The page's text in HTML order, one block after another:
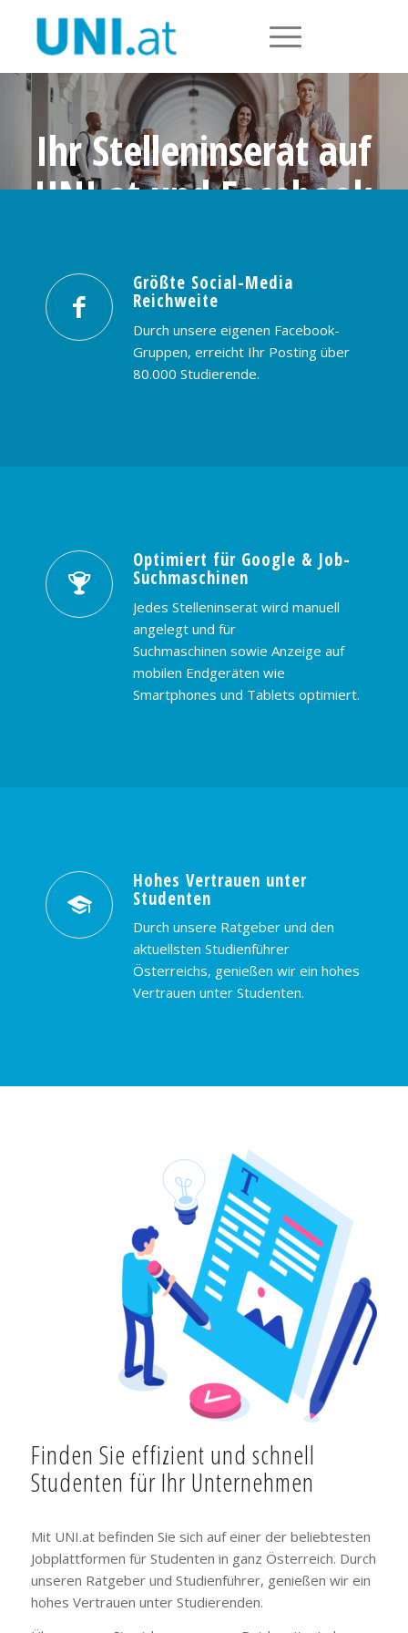
Ihr Stelleninserat auf
UNI.at und Facebook
PREISE & BUCHUNG KONTAKT
Größte Social-Media
Reichweite
Durch unsere eigenen Facebook-
Gruppen, erreicht Ihr Posting über
80.000 Studierende.
Optimiert für Google & Job-
Suchmaschinen
Jedes Stelleninserat wird manuell
angelegt und für
Suchmaschinen sowie Anzeige auf
mobilen Endgeräten wie
Smartphones und Tablets optimiert.
Hohes Vertrauen unter
Studenten
Durch unsere Ratgeber und den
aktuellsten Studienführer
Österreichs, genießen wir ein hohes
Vertrauen unter Studenten.
Finden Sie effizient und schnell
Studenten für Ihr Unternehmen
Mit UNI.at befinden Sie sich auf einer der beliebtesten
Jobplattformen für Studenten in ganz Österreich. Durch
unseren Ratgeber und Studienführer, genießen wir ein
hohes Vertrauen unter Studierenden.